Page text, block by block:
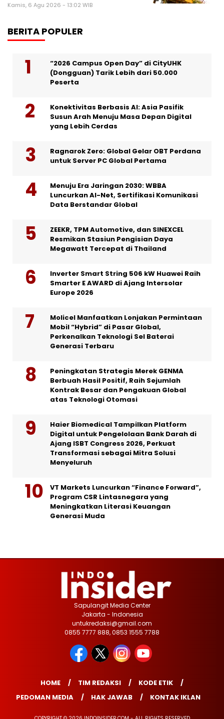
Kamis, 6 Agu 2026 - 13:02 WIB
BERITA POPULER
“2026 Campus Open Day” di CityUHK
(Dongguan) Tarik Lebih dari 50.000
Peserta
Konektivitas Berbasis AI: Asia Pasifik
Susun Arah Menuju Masa Depan Digital
yang Lebih Cerdas
Ragnarok Zero: Global Gelar OBT Perdana
untuk Server PC Global Pertama
Menuju Era Jaringan 2030: WBBA
Luncurkan AI-Net, Sertifikasi Komunikasi
Data Berstandar Global
ZEEKR, TPM Automotive, dan SINEXCEL
Resmikan Stasiun Pengisian Daya
Megawatt Tercepat di Thailand
Inverter Smart String 506 kW Huawei Raih
Smarter E AWARD di Ajang Intersolar
Europe 2026
Molicel Manfaatkan Lonjakan Permintaan
Mobil “Hybrid” di Pasar Global,
Perkenalkan Teknologi Sel Baterai
Generasi Terbaru
Peningkatan Strategis Merek GENMA
Berbuah Hasil Positif, Raih Sejumlah
Kontrak Besar dan Pengakuan Global
atas Teknologi Otomasi
Haier Biomedical Tampilkan Platform
Digital untuk Pengelolaan Bank Darah di
Ajang ISBT Congress 2026, Perkuat
Transformasi sebagai Mitra Solusi
Menyeluruh
VT Markets Luncurkan “Finance Forward”,
Program CSR Lintasnegara yang
Meningkatkan Literasi Keuangan
Generasi Muda
Sapulangit Media Center
Jakarta - Indonesia
untukredaksi@gmail.com
0855 7777 888, 0853 1555 7788
HOME TIM REDAKSI
KODE ETIK
PEDOMAN MEDIA
HAK JAWAB KONTAK IKLAN